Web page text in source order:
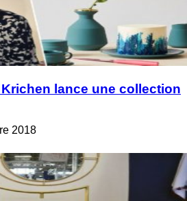
lance une collection
2018